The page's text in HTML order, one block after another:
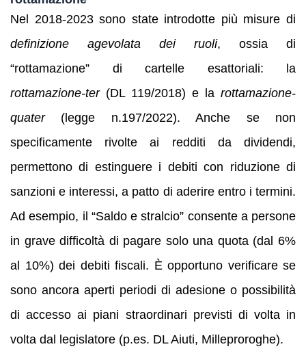
Nel 2018-2023 sono state introdotte più misure di
definizione agevolata dei ruoli, ossia di
“rottamazione” di cartelle esattoriali: la
rottamazione-ter(DL 119/2018) e la rottamazione-
quater(legge n.197/2022). Anche se non
specificamente rivolte ai redditi da dividendi,
permettono di estinguere i debiti con riduzione di
sanzioni e interessi, a patto di aderire entro i termini.
Ad esempio, il “Saldo e stralcio” consente a persone
in grave difficoltà di pagare solo una quota (dal 6%
al 10%) dei debiti fiscali. È opportuno verificare se
sono ancora aperti periodi di adesione o possibilità
di accesso ai piani straordinari previsti di volta in
volta dal legislatore (p.es. DL Aiuti, Milleproroghe).